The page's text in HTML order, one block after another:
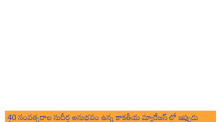
40 సంవత్సరాల సుదీర్ఘ అనుభవం ఉన్న కాకతీయ మ్యారేజస్ లో ఇప్పుడు